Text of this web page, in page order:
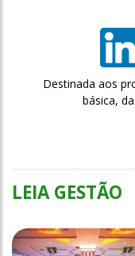
Destinada aos
básica,
LEIA GESTÃO